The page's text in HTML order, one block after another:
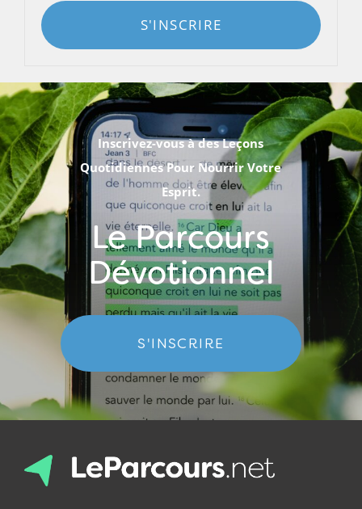
S'INSCRIRE
Inscrivez-vous à des Leçons
Quotidiennes Pour Nourrir Votre
Esprit.
Le Parcours
Dévotionnel
S'INSCRIRE